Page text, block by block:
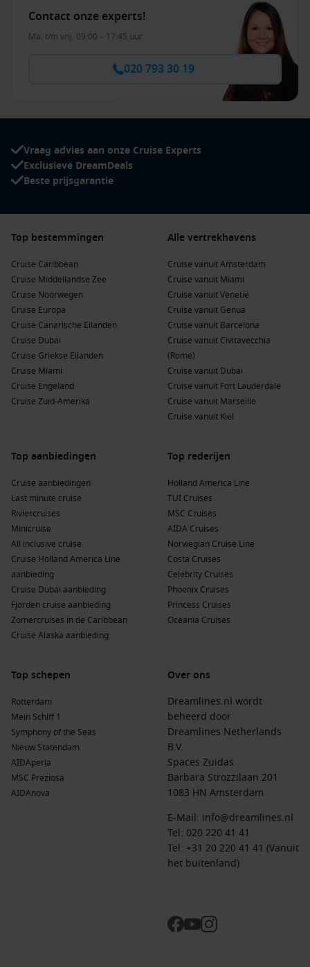
Contact onze experts!
Ma. t/m vrij. 09:00 – 17:45 uur
020 793 30 19
Vraag advies aan onze Cruise Experts
Exclusieve DreamDeals
Beste prijsgarantie
Top bestemmingen
Cruise Caribbean
Cruise Middellandse Zee
Cruise Noorwegen
Cruise Europa
Cruise Canarische Eilanden
Cruise Dubai
Cruise Griekse Eilanden
Cruise Miami
Cruise Engeland
Cruise Zuid-Amerika
Alle vertrekhavens
Cruise vanuit Amsterdam
Cruise vanuit Miami
Cruise vanuit Venetië
Cruise vanuit Genua
Cruise vanuit Barcelona
Cruise vanuit Civitavecchia
(Rome)
Cruise vanuit Dubai
Cruise vanuit Fort Lauderdale
Cruise vanuit Marseille
Cruise vanuit Kiel
Top aanbiedingen
Cruise aanbiedingen
Last minute cruise
Riviercruises
Minicruise
All inclusive cruise
Cruise Holland America Line
aanbieding
Cruise Dubai aanbieding
Fjorden cruise aanbieding
Zomercruises in de Caribbean
Cruise Alaska aanbieding
Top rederijen
Holland America Line
TUI Cruises
MSC Cruises
AIDA Cruises
Norwegian Cruise Line
Costa Cruises
Celebrity Cruises
Phoenix Cruises
Princess Cruises
Oceania Cruises
Top schepen
Rotterdam
Mein Schiff 1
Symphony of the Seas
Nieuw Statendam
AIDAperla
MSC Preziosa
AIDAnova
Over ons
Dreamlines.nl wordt
beheerd door
Dreamlines Netherlands
B.V.
Spaces Zuidas
Barbara Strozzilaan 201
1083 HN Amsterdam
E-Mail: info@dreamlines.nl
Tel: 020 220 41 41
Tel: +31 20 220 41 41 (Vanuit
het buitenland)